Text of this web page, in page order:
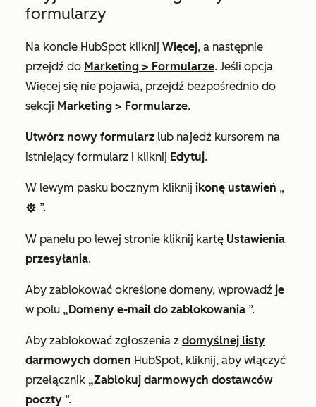
formularzy
Na koncie HubSpot kliknij Więcej, a następnie
przejdź do Marketing > Formularze. Jeśli opcja
Więcej się nie pojawia, przejdź bezpośrednio do
sekcji Marketing > Formularze.
Utwórz nowy formularz lub najedź kursorem na
istniejący formularz i kliknij Edytuj.
W lewym pasku bocznym kliknij ikonę ustawień „
settings ”.
W panelu po lewej stronie kliknij kartę Ustawienia
przesyłania.
Aby zablokować określone domeny, wprowadź je
w polu „Domeny e-mail do zablokowania ”.
Aby zablokować zgłoszenia z domyślnej listy
darmowych domen HubSpot, kliknij, aby włączyć
przełącznik „Zablokuj darmowych dostawców
poczty ”.